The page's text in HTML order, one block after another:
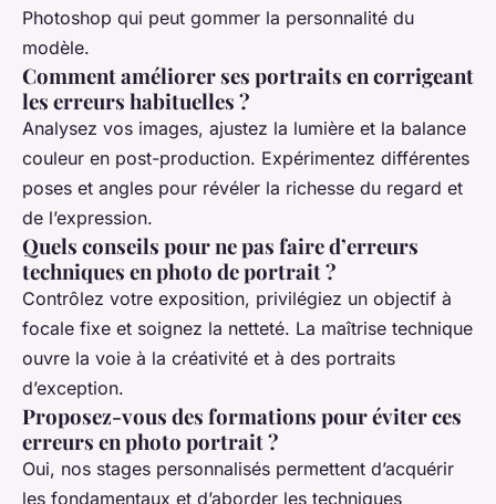
Photoshop qui peut gommer la personnalité du
modèle.
Comment améliorer ses portraits en corrigeant
les erreurs habituelles ?
Analysez vos images, ajustez la lumière et la balance
couleur en post-production. Expérimentez différentes
poses et angles pour révéler la richesse du regard et
de l’expression.
Quels conseils pour ne pas faire d’erreurs
techniques en photo de portrait ?
Contrôlez votre exposition, privilégiez un objectif à
focale fixe et soignez la netteté. La maîtrise technique
ouvre la voie à la créativité et à des portraits
d’exception.
Proposez-vous des formations pour éviter ces
erreurs en photo portrait ?
Oui, nos stages personnalisés permettent d’acquérir
les fondamentaux et d’aborder les techniques